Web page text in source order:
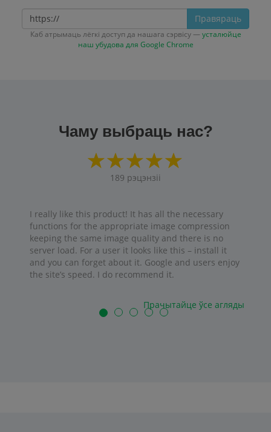
Правяраць
Каб атрымаць лёгкі доступ да нашага сэрвісу —усталюйце
наш убудова для Google Chrome
Чаму выбраць нас?
189 рэцэнзіі
I really like this product! It has all the necessary
functions for the appropriate image compression
keeping the same image quality and there is no
server load. For a user it looks like this – install it
and you can forget about it. Google and users enjoy
the site’s speed. I do recommend it.
Прачытайце ўсе агляды